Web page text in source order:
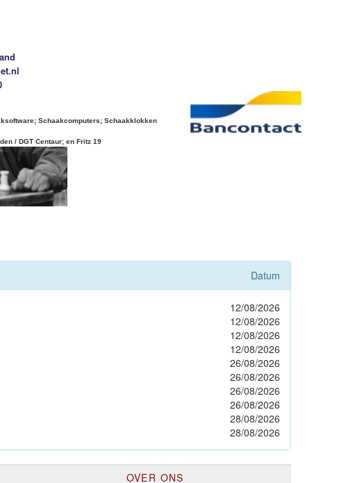
Schaakcomputers; Schaakklokken
/ DGT Centaur; en Fritz 19
Datum
12/08/2026
12/08/2026
12/08/2026
12/08/2026
26/08/2026
26/08/2026
26/08/2026
26/08/2026
28/08/2026
28/08/2026
OVER ONS